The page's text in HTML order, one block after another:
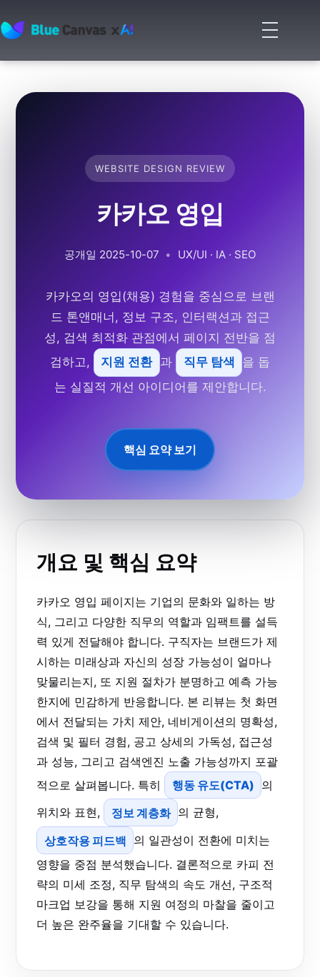
BLUECANVAS
메
뉴
기
WEBSITE DESIGN REVIEW
카카오 영입
공개일 2025-10-07 • UX/UI · IA · SEO
카카오의 영입(채용) 경험을 중심으로 브랜
드 톤앤매너, 정보 구조, 인터랙션과 접근
성, 검색 최적화 관점에서 페이지 전반을 점
검하고,
지원 전환 과 직무 탐색
을 돕
는 실질적 개선 아이디어를 제안합니다.
핵심 요약 보기
개요 및 핵심 요약
카카오 영입 페이지는 기업의 문화와 일하는 방
식, 그리고 다양한 직무의 역할과 임팩트를 설득
력 있게 전달해야 합니다. 구직자는 브랜드가 제
시하는 미래상과 자신의 성장 가능성이 얼마나
맞물리는지, 또 지원 절차가 분명하고 예측 가능
한지에 민감하게 반응합니다. 본 리뷰는 첫 화면
에서 전달되는 가치 제안, 네비게이션의 명확성,
검색 및 필터 경험, 공고 상세의 가독성, 접근성
과 성능, 그리고 검색엔진 노출 가능성까지 포괄
적으로 살펴봅니다. 특히
행동 유도(CTA) 의
위치와 표현,
정보 계층화 의 균형,
상호작용 피드백 의 일관성이 전환에 미치는
영향을 중점 분석했습니다. 결론적으로 카피 전
략의 미세 조정, 직무 탐색의 속도 개선, 구조적
마크업 보강을 통해 지원 여정의 마찰을 줄이고
더 높은 완주율을 기대할 수 있습니다.